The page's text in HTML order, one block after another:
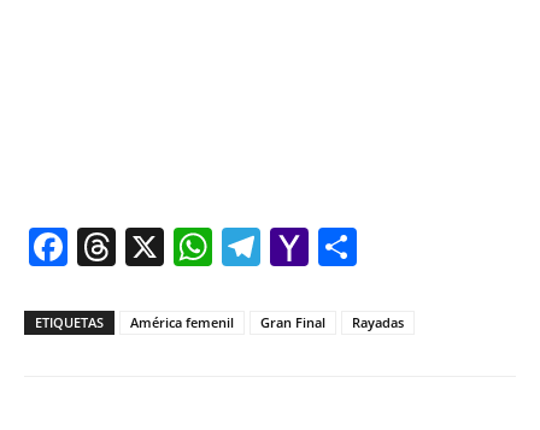
Facebook
Threads
X WhatsApp
Telegram
Yahoo
ETIQUETAS América femenil Gran Final Rayadas